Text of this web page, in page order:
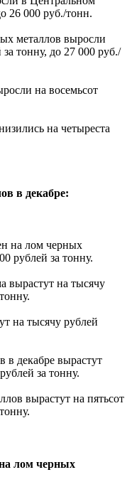
26 000 руб./тонн.
металлов выросли
тонну, до 27 000 руб./
на восемьсот
на четыреста
в декабре:
на лом черных
рублей за тонну.
вырастут на тысячу
на тысячу рублей
декабре вырастут
за тонну.
вырастут на пятьсот
лом черных